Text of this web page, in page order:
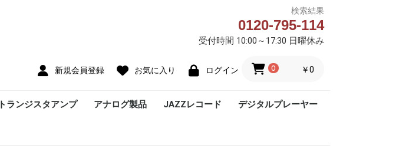
検索結果
0120-795-114
受付時間 10:00～17:30 日曜休み
新規会員登録 お気に入り ログイン 0 ￥0
トランジスタアンプ アナログ製品 JAZZレコード デジタルプレーヤー